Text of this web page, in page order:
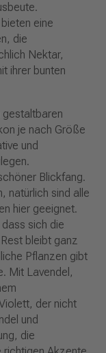
eine
die
Nektar,
ihrer bunten
gestaltbaren
je nach Größe
und
Blickfang.
natürlich sind alle
hier geeignet.
sich die
bleibt ganz
Pflanzen gibt
Mit Lavendel,
der nicht
und
die